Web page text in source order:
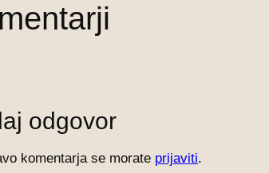
odgovor
komentarja se morate prijaviti.